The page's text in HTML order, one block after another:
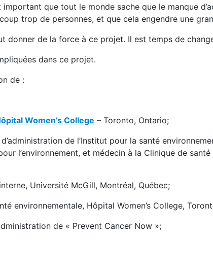
que tout le monde sache que le manque
trop de personnes, et que cela engendre une
donner de la force à ce projet. Il est temps de
dans ce projet.
de :
Women’s College – Toronto, Ontario;
de l’Institut pour la santé
l’environnement, et médecin à la Clinique de
Université McGill, Montréal, Québec;
environnementale, Hôpital Women’s College,
de « Prevent Cancer Now »;